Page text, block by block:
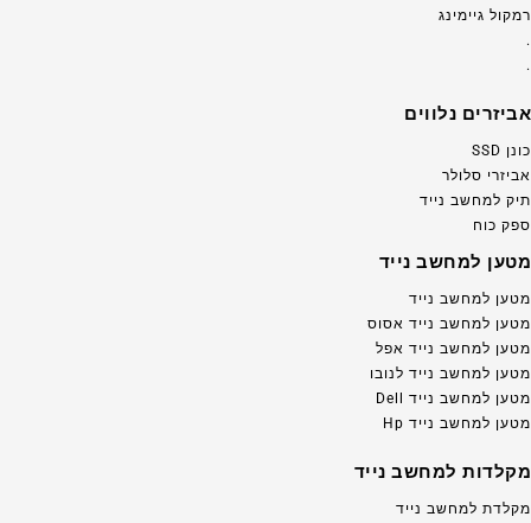
רמקול גיימינג
.
.
אביזרים נלווים
כונן SSD
אביזרי סלולר
תיק למחשב נייד
ספק כוח
מטען למחשב נייד
מטען למחשב נייד
מטען למחשב נייד אסוס
מטען למחשב נייד אפל
מטען למחשב נייד לנובו
מטען למחשב נייד Dell
מטען למחשב נייד Hp
מקלדות למחשב נייד
מקלדת למחשב נייד